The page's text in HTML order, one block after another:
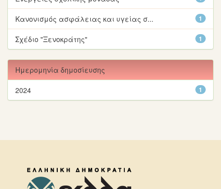
1
Κανονισμός ασφάλειας και υγείας σ...
1
Σχέδιο "Ξενοκράτης"
Ημερομηνία δημοσίευσης
1
2024